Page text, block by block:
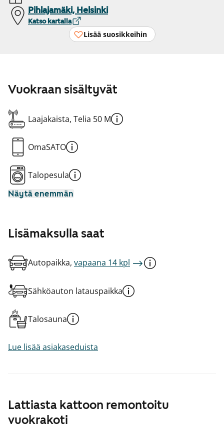
Pihlajamäki, Helsinki
Katso kartalla
Lisää suosikkeihin
Lattiasta kattoon remontoitu
vuokrakoti
Vuokraan sisältyvät
Laajakaista, Telia 50 M
OmaSATO
Talopesula
Näytä enemmän
Lisämaksulla saat
Autopaikka, vapaana 14 kpl
Sähköauton latauspaikka
Talosauna
Lue lisää asiakaseduista